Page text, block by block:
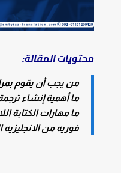
محتويات المقالة:
من يجب أن يقوم
ما أهمية إنشاء
ما مهارات الكتابة
فوريه من الانجليزيه